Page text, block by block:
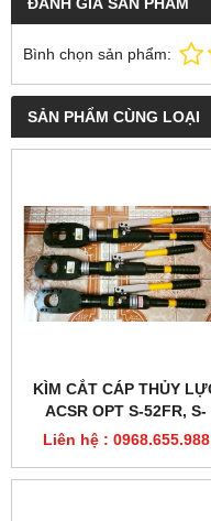
ACSR OPT S-52FR, S-
52AFR
Liên hệ : 0968.655.988